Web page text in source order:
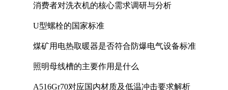
消费者对洗衣机的核心需求调研与分析
U型螺栓的国家标准
煤矿用电热取暖器是否符合防爆电气设备标准
照明母线槽的主要作用是什么
A516Gr70对应国内材质及低温冲击要求解析